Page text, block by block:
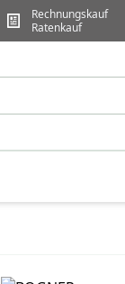
Rechnungskauf
Ratenkauf